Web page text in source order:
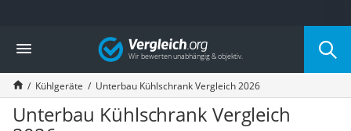
Die beliebtesten Vergleiche nach Kategorie
Haushalt
Wassersprudler
Zentralstaubsauger
Brotbackautomat
Wischroboter
Vergleich
Kühlgeräte Unterbau Kühlschrank Vergleich 2026
Unterbau Kühlschrank Vergleich